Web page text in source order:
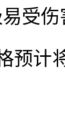
受伤
预计